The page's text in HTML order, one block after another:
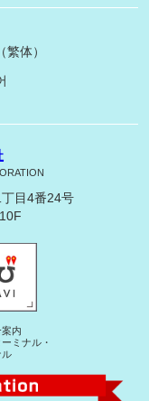
繁体）
目4番24号
内
ミナル・